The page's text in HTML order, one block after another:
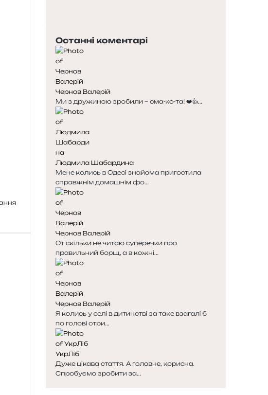
Останні коментарі
Чернов Валерій
Ми з дружиною зробили – сма-ко-та! ❤️👍...
Людмила Шабардина
Мене колись в Одесі знайома пригостила
справжнім домашнім фо...
Чернов Валерій
От скільки не читаю суперечки про
правильний борщ, а в кожні...
Чернов Валерій
Я колись у селі в дитинстві за таке взагалі б
по голові отри...
УкрЛіб
Дуже цікава стаття. А головне, корисна.
Спробуємо зробити за...